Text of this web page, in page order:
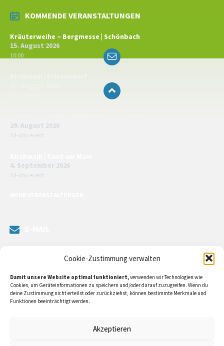
Cookie-Zustimmung verwalten
Damit unsere Website optimal funktioniert,verwenden wir Technologien wie
Cookies, um Geräteinformationen zu speichern und/oder darauf zuzugreifen. Wenn du
deine Zustimmung nicht erteilst oder zurückziehst, können bestimmte Merkmale und
Funktionen beeinträchtigt werden.
Akzeptieren
KOMMENDE VERANSTALTUNGEN
Kräuterweihe – Bergmesse | Schönbach
15. August 2026
10:00
29. August 2026
All-day event
4. September 2026
All-day event
kontaktieren oder direkt an unsere Bürgermeister/in schreiben.
Klicken Siehier…
Email